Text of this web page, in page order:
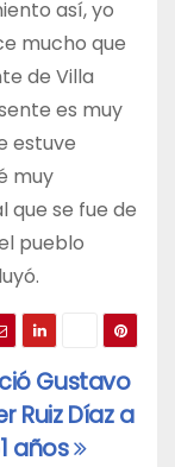
así, yo
mucho que
de Villa
es muy
estuve
muy
que se fue de
pueblo
Gustavo
Ruiz Díaz a
años